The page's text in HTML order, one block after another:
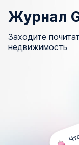
Журнал
Заходите
недвижимость